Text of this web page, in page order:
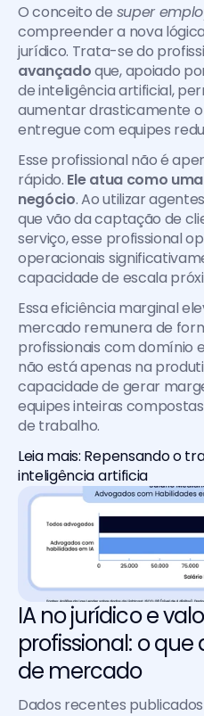
O conceito de super
compreender a nova
jurídico. Trata-se do
avançado que, apoiado
de inteligência artificial,
aumentar drasticamente
entregue com equipes
Esse profissional não é
rápido. Ele atua como
negócio. Ao utilizar
que vão da captação de
serviço, esse profissional
operacionais
capacidade de escala
Essa eficiência marginal
mercado remunera de
profissionais com domínio
não está apenas na
capacidade de gerar
equipes inteiras
de trabalho.
Leia mais: Repensando o
inteligência artificia
IA no jurídico e
profissional: o que
de mercado
Dados recentes